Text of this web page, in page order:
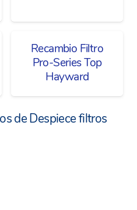
Recambio Filtro
Pro-Series Top
Hayward
de Despiece filtros